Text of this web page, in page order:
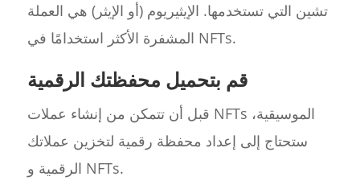
تشين التي تستخدمها. الإيثيريوم (أو الإيثر) هي العملة
المشفرة الأكثر استخدامًا في NFTs.
قم بتحميل محفظتك الرقمية
قبل أن تتمكن من إنشاء عملات NFTs الموسيقية،
ستحتاج إلى إعداد محفظة رقمية لتخزين عملاتك
الرقمية و NFTs.